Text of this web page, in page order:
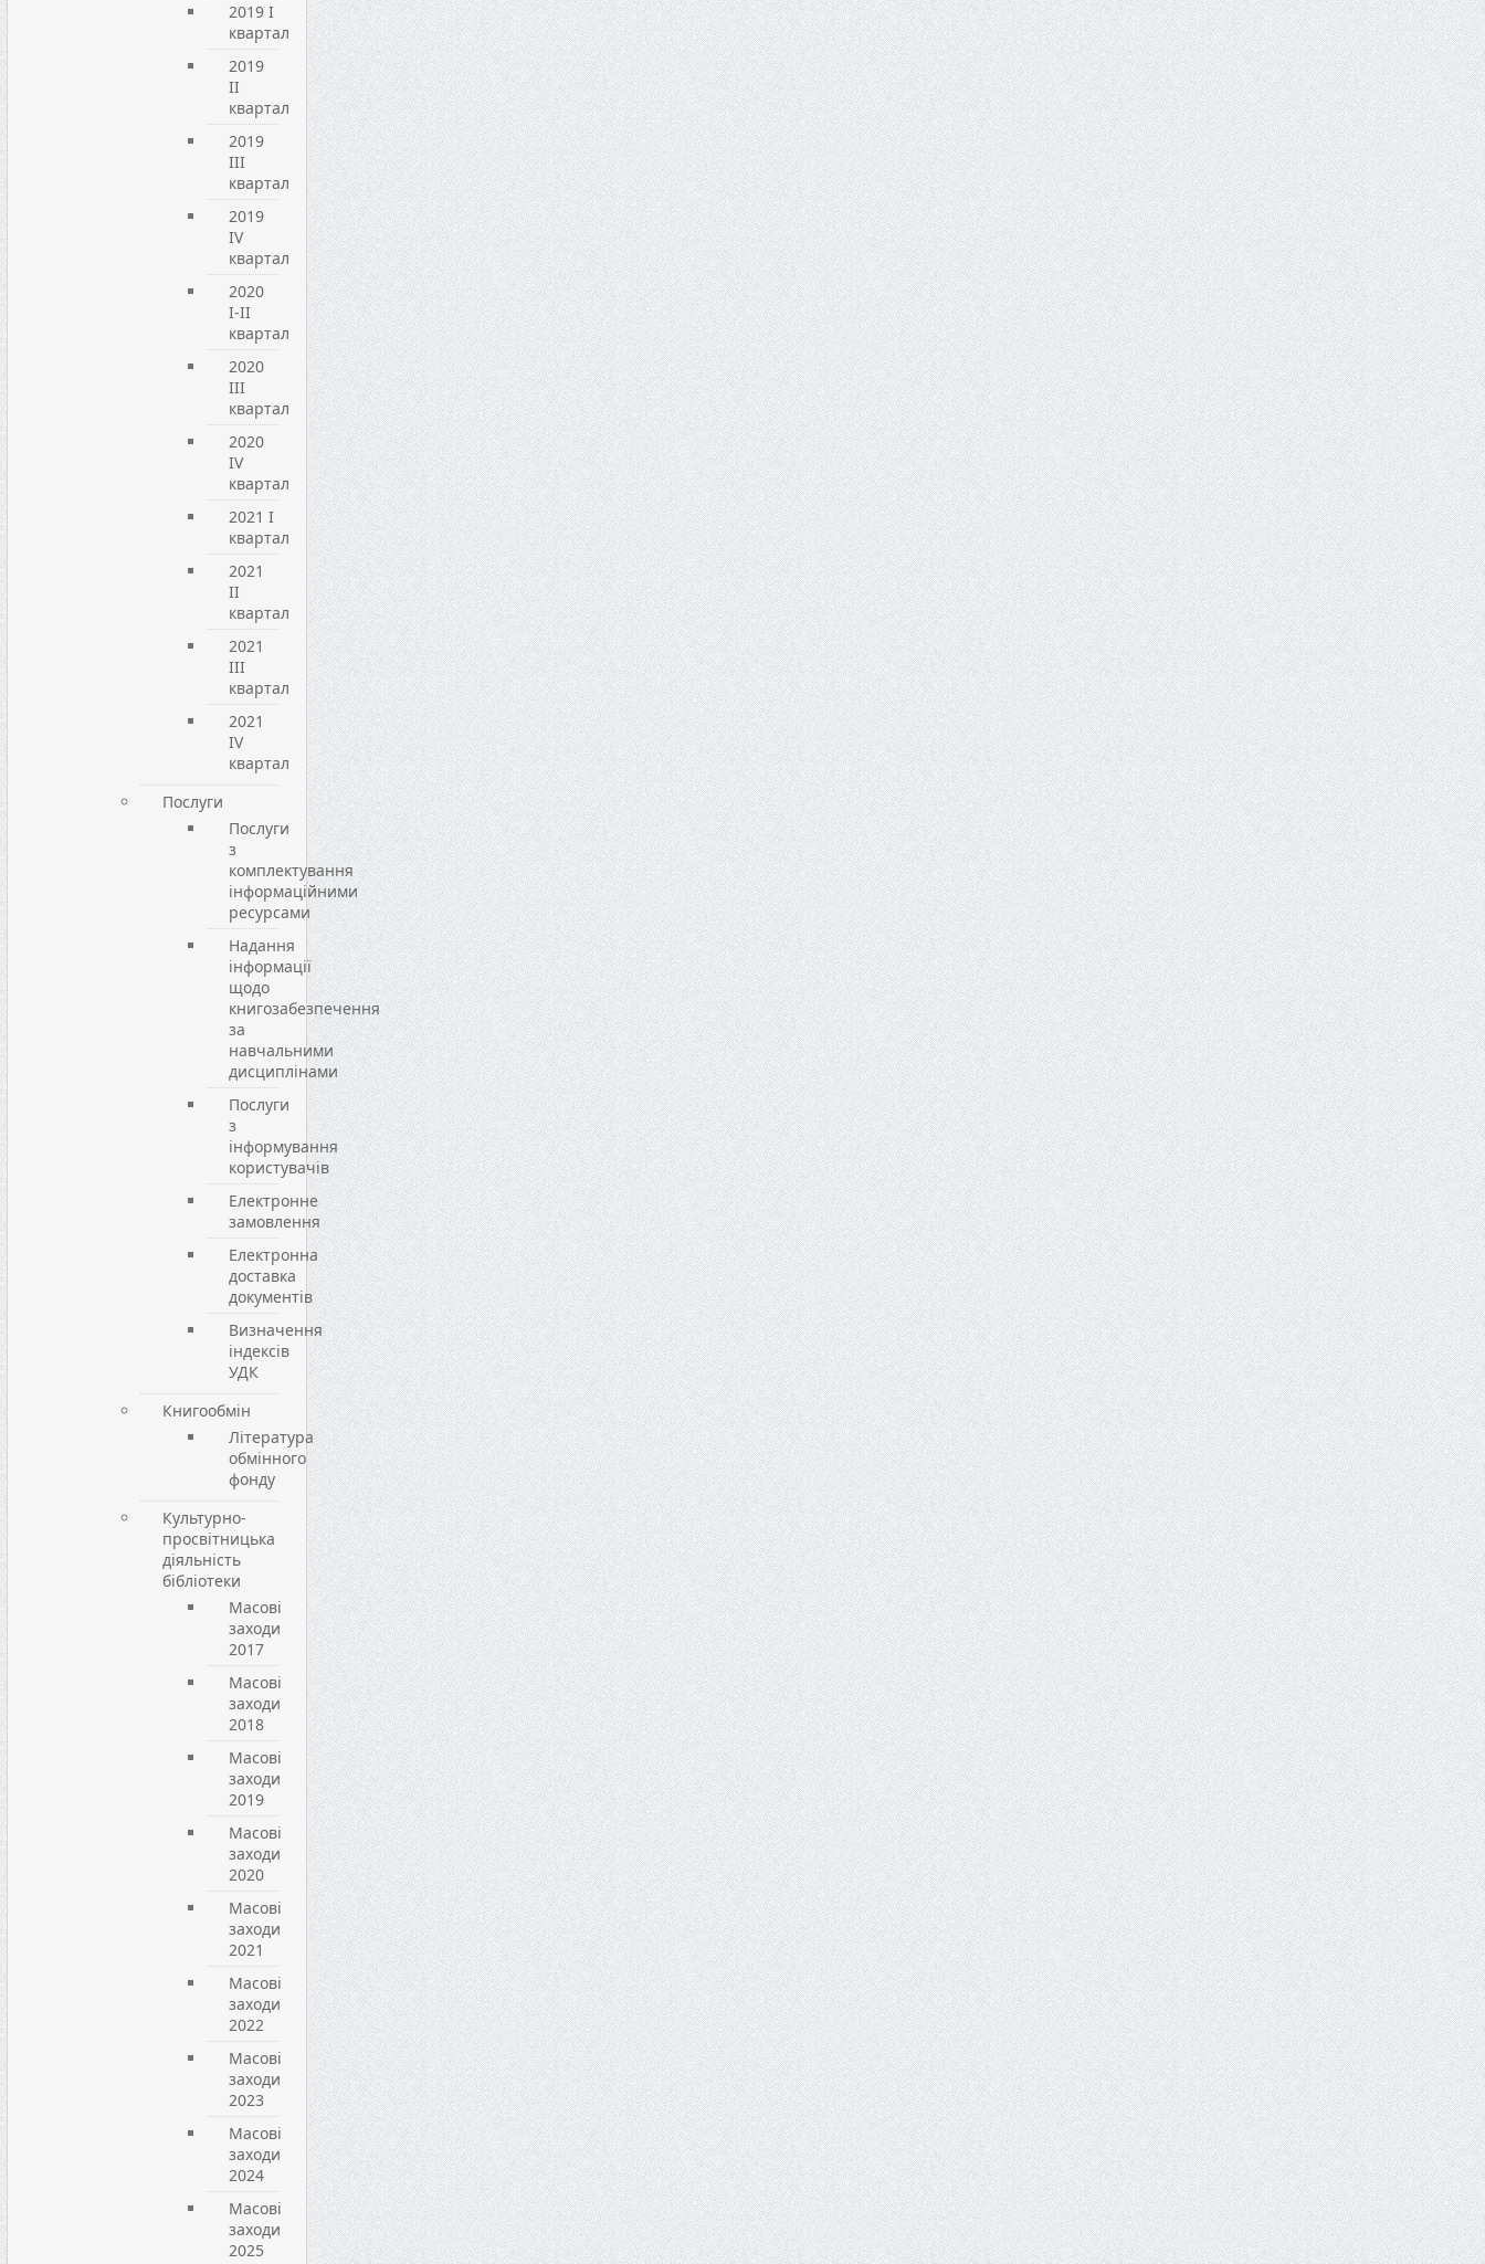
2019 I
квартал
2019
ІI
квартал
2019
ІIІ
квартал
2019
IV
квартал
2020
I-II
квартал
2020
III
квартал
2020
IV
квартал
2021 I
квартал
2021
ІІ
квартал
2021
ІІІ
квартал
2021
IV
квартал
Послуги
Послуги
з
комплектування
інформаційними
ресурсами
Надання
інформації
щодо
книгозабезпечення
за
навчальними
дисциплінами
Послуги
з
інформування
користувачів
Електронне
замовлення
Електронна
доставка
документів
Визначення
індексів
УДК
Книгообмін
Література
обмінного
фонду
Культурно-
просвітницька
діяльність
бібліотеки
Масові
заходи
2017
Масові
заходи
2018
Масові
заходи
2019
Масові
заходи
2020
Масові
заходи
2021
Масові
заходи
2022
Масові
заходи
2023
Масові
заходи
2024
Масові
заходи
2025